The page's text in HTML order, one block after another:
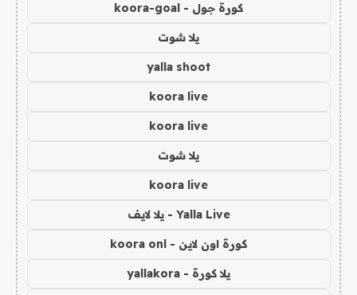
كورة جول - koora-goal
يلا شوت
yalla shoot
koora live
koora live
يلا شوت
koora live
Yalla Live - يلا لايف
كورة اون لاين - koora onl
يلا كورة - yallakora